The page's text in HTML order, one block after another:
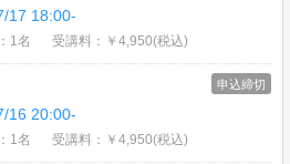
17 18:00-
1名 受講料：￥4,950(税込)
16 20:00-
申込締切
1名 受講料：￥4,950(税込)